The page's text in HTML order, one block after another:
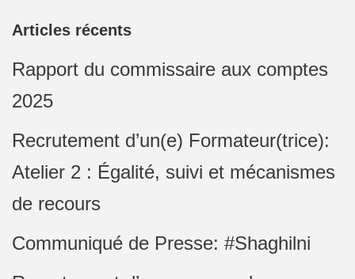
Articles récents
Rapport du commissaire aux comptes
2025
Recrutement d’un(e) Formateur(trice):
Atelier 2 : Égalité, suivi et mécanismes
de recours
Communiqué de Presse: #Shaghilni